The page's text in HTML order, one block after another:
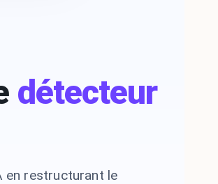
détecteur
en restructurant le